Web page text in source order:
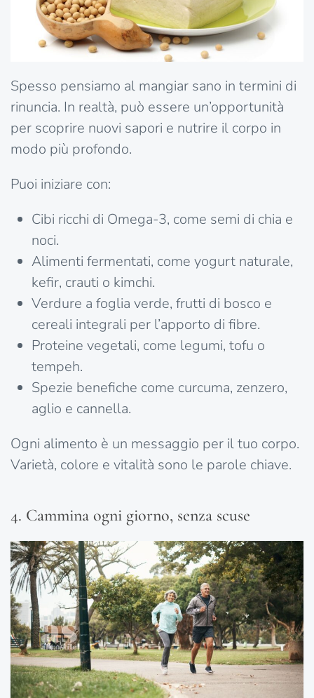
Spesso pensiamo al mangiar sano in termini di
rinuncia. In realtà, può essere un’opportunità
per scoprire nuovi sapori e nutrire il corpo in
modo più profondo.
Puoi iniziare con:
Cibi ricchi di Omega-3, come semi di chia e
noci.
Alimenti fermentati, come yogurt naturale,
kefir, crauti o kimchi.
Verdure a foglia verde, frutti di bosco e
cereali integrali per l’apporto di fibre.
Proteine vegetali, come legumi, tofu o
tempeh.
Spezie benefiche come curcuma, zenzero,
aglio e cannella.
Ogni alimento è un messaggio per il tuo corpo.
Varietà, colore e vitalità sono le parole chiave.
4. Cammina ogni giorno, senza scuse